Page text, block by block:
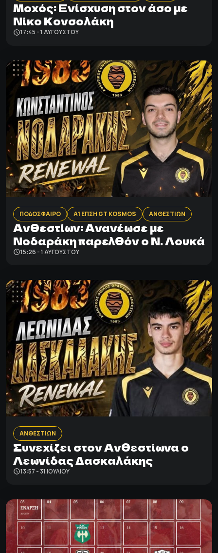
Μοχός: Ενίσχυση στον άσο με
Νίκο Κονσολάκη
17:45 - 1 ΑΥΓΟΎΣΤΟΥ
ΠΟΔΟΣΦΑΙΡΟ Α1 ΕΠΣΗ GT KOSMOS ΑΝΘΕΣΤΙΩΝ
Ανθεστίων: Aνανέωσε με
Νοδαράκη παρελθόν ο Ν. Λουκά
15:26 - 1 ΑΥΓΟΎΣΤΟΥ
ΑΝΘΕΣΤΙΩΝ
Συνεχίζει στον Ανθεστίωνα ο
Λεωνίδας Δασκαλάκης
13:57 - 31 ΙΟΥΛΊΟΥ